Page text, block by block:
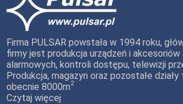
Firma PULSAR powstała w 1994 roku,
firmy jest produkcja urządzeń i
alarmowych, kontroli dostępu, telewizji
Produkcja, magazyn oraz pozostałe działy
obecnie 8000m2
Czytaj więcej